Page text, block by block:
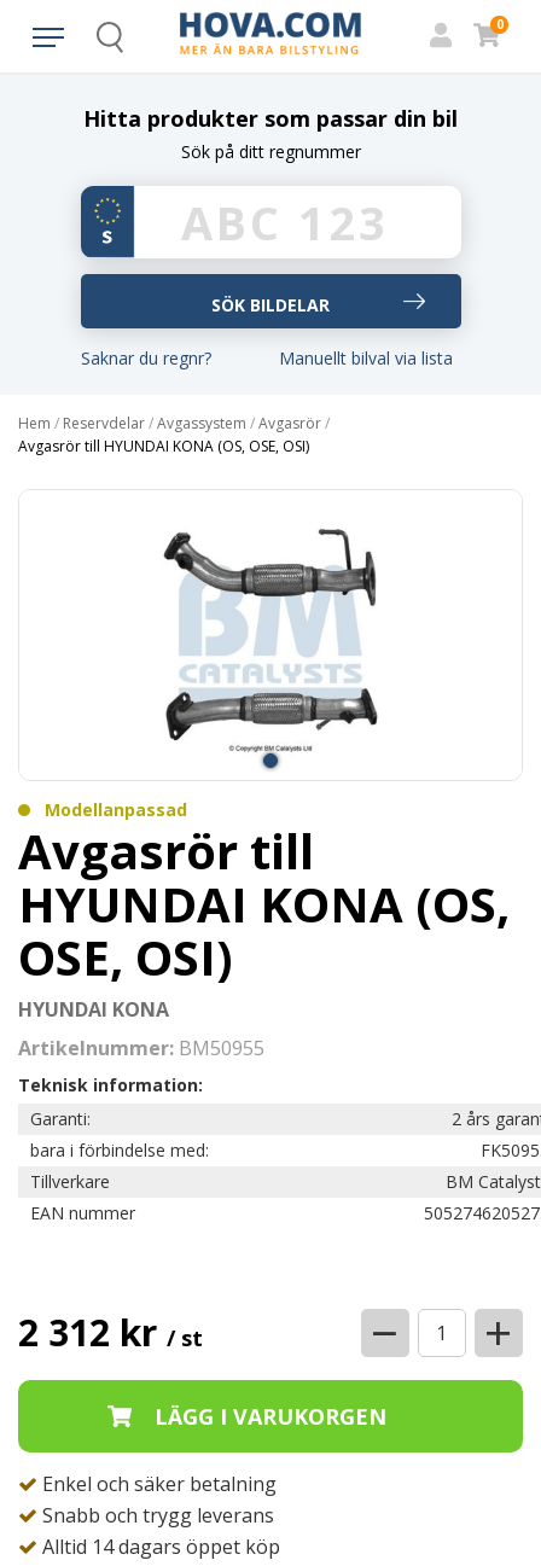
Search
0
Hitta produkter som passar din bil
Sök på ditt regnummer
Saknar du regnr? Manuellt bilval via lista
Hem / Reservdelar/Avgassystem /Avgasrör/
Avgasrör till HYUNDAI KONA (OS, OSE, OSI)
Modellanpassad
Avgasrör till
HYUNDAI KONA (OS,
OSE, OSI)
HYUNDAI KONA
Artikelnummer: BM50955
Teknisk information:
Garanti:
2 års
bara i förbindelse med:
Tillverkare
BM
EAN nummer
2 312 kr / st − +
Enkel och säker betalning
Snabb och trygg leverans
Alltid 14 dagars öppet köp